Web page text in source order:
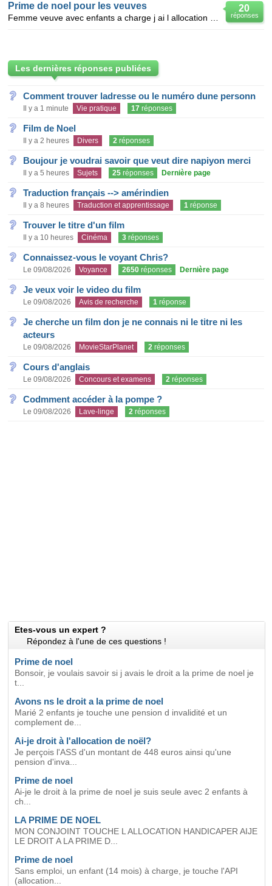
20
réponses
Prime de noel pour les veuves
Les dernières réponses publiées
Comment trouver ladresse ou le numéro dune personn
Il y a 1 minute Vie pratique 17 réponses
Film de Noel
Il y a 2 heures Divers 2 réponses
Boujour je voudrai savoir que veut dire napiyon merci
Il y a 5 heures Sujets 25 réponses Dernière page
Traduction français --> amérindien
Il y a 8 heures Traduction et apprentissage 1 réponse
Trouver le titre d'un film
Il y a 10 heures Cinéma 3 réponses
Connaissez-vous le voyant Chris?
Le 09/08/2026 Voyance 2650 réponses Dernière page
Je veux voir le video du film
Le 09/08/2026 Avis de recherche 1 réponse
Je cherche un film don je ne connais ni le titre ni les
acteurs
Le 09/08/2026 MovieStarPlanet 2 réponses
Cours d'anglais
Le 09/08/2026 Concours et examens 2 réponses
Codmment accéder à la pompe ?
Le 09/08/2026 Lave-linge 2 réponses
Etes-vous un expert ?
Répondez à l'une de ces questions !
Prime de noel
Bonsoir, je voulais savoir si j avais le droit a la prime de noel je
t...
Avons ns le droit a la prime de noel
Marié 2 enfants je touche une pension d invalidité et un
complement de...
Ai-je droit à l'allocation de noël?
Je perçois l'ASS d'un montant de 448 euros ainsi qu'une
pension d'inva...
Prime de noel
Ai-je le droit à la prime de noel je suis seule avec 2 enfants à
ch...
LA PRIME DE NOEL
MON CONJOINT TOUCHE L ALLOCATION HANDICAPER AIJE
LE DROIT A LA PRIME D...
Prime de noel
Sans emploi, un enfant (14 mois) à charge, je touche l'API
(allocation...